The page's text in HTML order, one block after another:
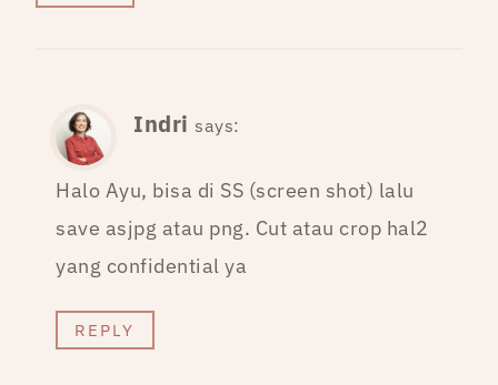
Indri says:
Halo Ayu, bisa di SS (screen shot) lalu
save asjpg atau png. Cut atau crop hal2
yang confidential ya
REPLY